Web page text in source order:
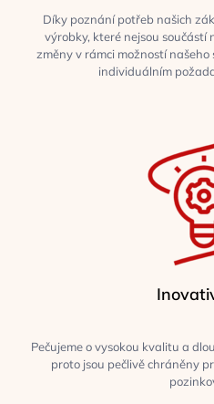
Díky poznání potřeb našich
výrobky, které nejsou součástí
změny v rámci možností
individuálním
Pečujeme o vysokou kvalitu a
proto jsou pečlivě chráněny